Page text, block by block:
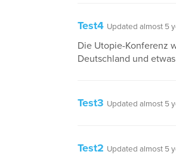
Test4 Updated almost 5
Die Utopie-Konferenz
Deutschland und
Test3 Updated almost 5
Test2 Updated almost 5